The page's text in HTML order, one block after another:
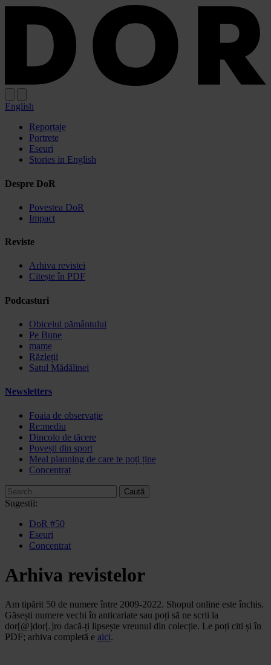
Sari
Sari
English
Reportaje
Portrete
Eseuri
Stories in English
Despre DoR
Povestea DoR
Impact
Reviste
Arhiva revistei
Citește în PDF
Podcasturi
Obiceiul pământului
Pe Bune
mame
Răzleții
Satul Mădălinei
Newsletters
Foaia de observație
Re:mediu
Dincolo de tăcere
Povești din sport
Meal planning de care te poți ține
Concentrat
Caută
după:
Sugestii:
DoR #50
Eseuri
Concentrat
Arhiva revistelor
Am tipărit 50 de numere între 2009-2022. Shopul online este închis.
Găsești numere vechi în anticariate sau poți să ne scrii la
dor[@]dor[.]ro dacă-ți lipsește vreunul din colecție. Le poți citi și în
PDF; arhiva completă e aici.